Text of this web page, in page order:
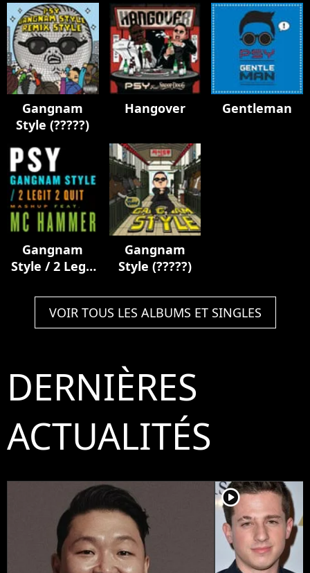
Gangnam
Style (?????)
Hangover Gentleman
Gangnam
Style / 2 Legit
Gangnam
Style (?????)
VOIR TOUS LES ALBUMS ET SINGLES
DERNIÈRES
ACTUALITÉS
player2